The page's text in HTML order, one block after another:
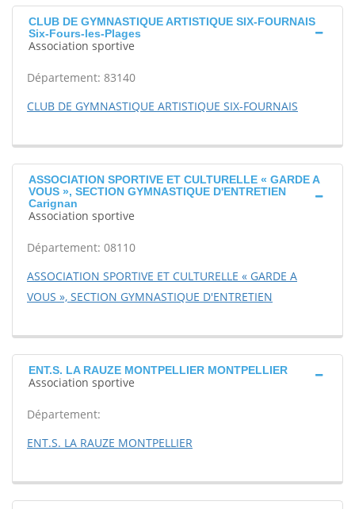
CLUB DE GYMNASTIQUE ARTISTIQUE SIX-FOURNAIS
Six-Fours-les-Plages
Association sportive
Département: 83140
CLUB DE GYMNASTIQUE ARTISTIQUE SIX-FOURNAIS
ASSOCIATION SPORTIVE ET CULTURELLE « GARDE A
VOUS », SECTION GYMNASTIQUE D'ENTRETIEN
Carignan
Association sportive
Département: 08110
ASSOCIATION SPORTIVE ET CULTURELLE « GARDE A
VOUS », SECTION GYMNASTIQUE D'ENTRETIEN
ENT.S. LA RAUZE MONTPELLIER MONTPELLIER
Association sportive
Département:
ENT.S. LA RAUZE MONTPELLIER